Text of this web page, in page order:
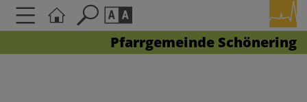
Pfarrgemeinde Schönering